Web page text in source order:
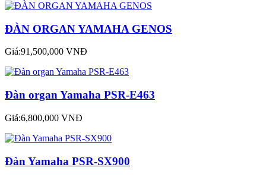
ĐÀN ORGAN YAMAHA GENOS
Giá:91,500,000 VNĐ
Đàn organ Yamaha PSR-E463
Giá:6,800,000 VNĐ
Đàn Yamaha PSR-SX900